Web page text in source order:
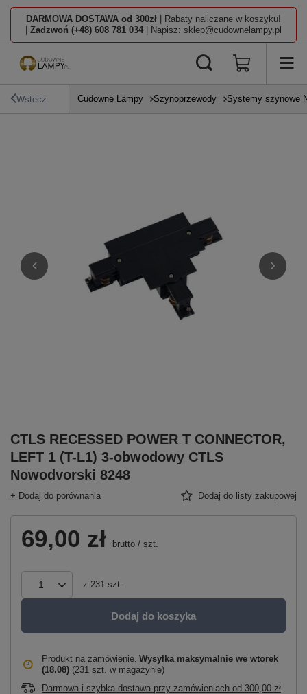
DARMOWA DOSTAWA od 300zł | Rabaty naliczane w koszyku!
Zadzwoń (+48) 608 781 034 | Napisz: sklep@cudownelampy.pl
Wstecz Cudowne Lampy Szynoprzewody Systemy szynowe
CTLS RECESSED POWER T CONNECTOR,
LEFT 1 (T-L1) 3-obwodowy CTLS
Nowodvorski 8248
+ Dodaj do porównania Dodaj do listy zakupowej
69,00 zł brutto / szt.
z 231 szt.
Dodaj do koszyka
Produkt na zamówienie Wysyłka maksymalnie we wtorek
(18.08) (231 szt. w magazynie)
Darmowa i szybka dostawa przy zamówieniach od 300,00 zł